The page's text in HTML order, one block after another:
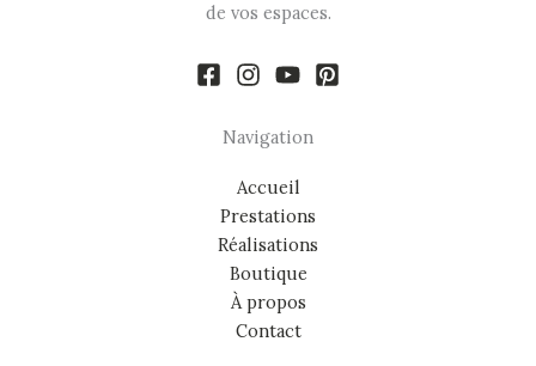
de vos espaces.
Navigation
Accueil
Prestations
Réalisations
Boutique
À propos
Contact